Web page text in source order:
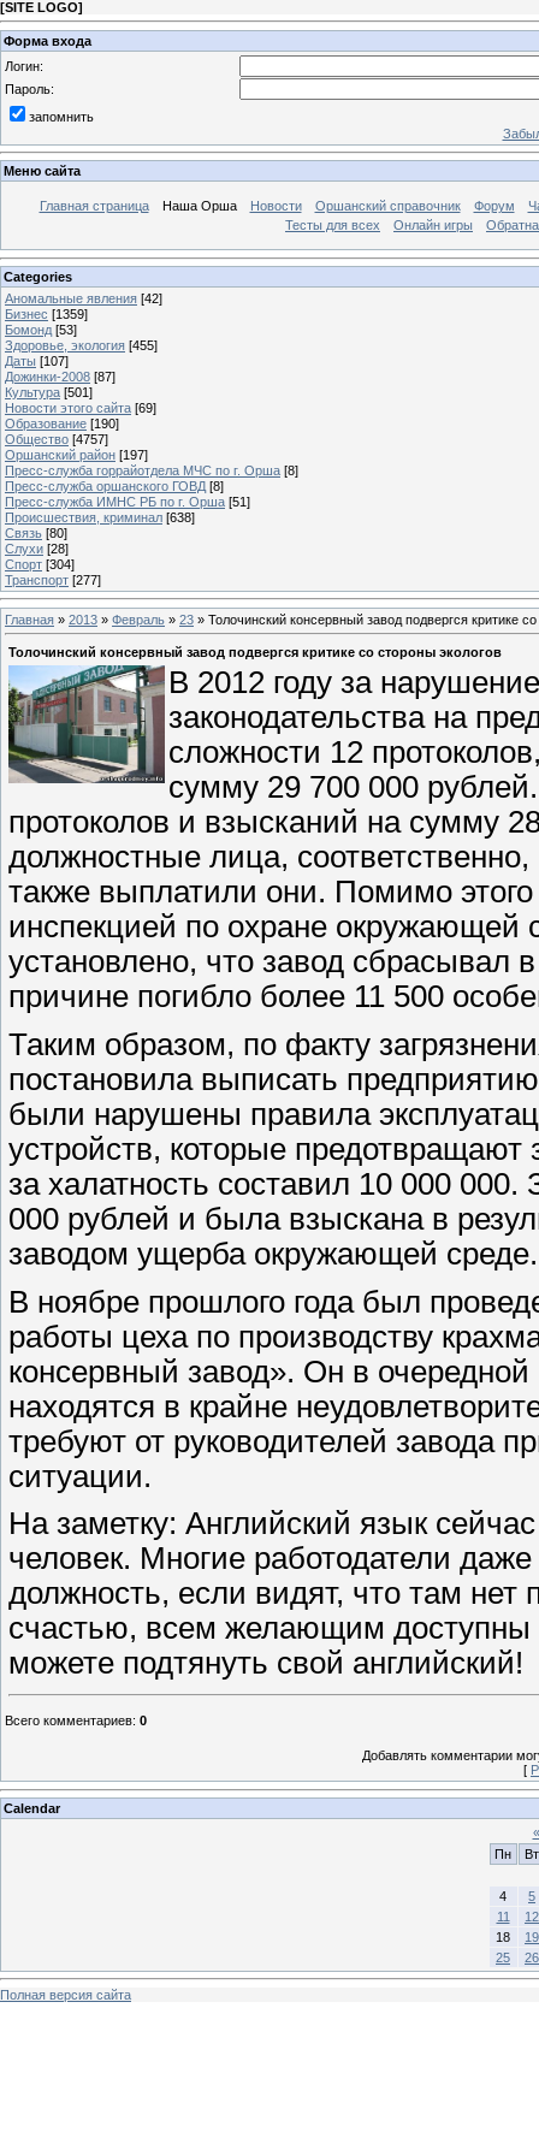
[SITE LOGO]
Форма входа
Логин:
Пароль:
запомнить
Меню сайта
Главная страница Наша Орша Новости Оршанский справочник Форум
Тесты для всех
Онлайн игры
Categories
Аномальные явления [42]
Бизнес [1359]
Бомонд [53]
Здоровье, экология [455]
Даты [107]
Дожинки-2008 [87]
Культура [501]
Новости этого сайта [69]
Образование [190]
Общество [4757]
Оршанский район [197]
Пресс-служба горрайотдела МЧС по г. Орша [8]
Пресс-служба оршанского ГОВД [8]
Пресс-служба ИМНС РБ по г. Орша [51]
Проиcшествия, криминал [638]
Связь [80]
Слухи [28]
Спорт [304]
Транспорт [277]
Главная » 2013 » Февраль » 23 » Толочинский консервный завод подвергся критике
Толочинский консервный завод подвергся критике со стороны экологов
В 2012 году за
законодательства на
сложности 12
сумму 29 700 000
протоколов и взысканий на сумму
должностные лица,
также выплатили они. Помимо
инспекцией по охране
установлено, что завод сбрасывал
причине погибло более 11 500
Таким образом, по факту
постановила выписать
были нарушены правила
устройств, которые
за халатность составил 10 000
000 рублей и была взыскана в
заводом ущерба окружающей среде.
В ноябре прошлого года был
работы цеха по производству
консервный завод». Он в
находятся в крайне
требуют от руководителей завода
ситуации.
На заметку: Английский язык
человек. Многие работодатели
должность, если видят, что там нет
счастью, всем желающим доступны
можете подтянуть свой английский!
Всего комментариев: 0
Добавлять комментарии
[
Calendar
«
Пн
Вт
4
5
11
12
18
19
25
26
Полная версия сайта